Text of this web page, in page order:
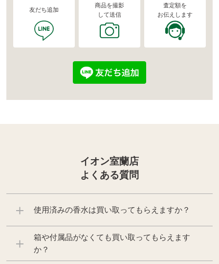
友だち追加
商品を撮影
して送信
査定額を
お伝えします
イオン室蘭店
よくある質問
使用済みの香水は買い取ってもらえますか？
箱や付属品がなくても買い取ってもらえます
か？